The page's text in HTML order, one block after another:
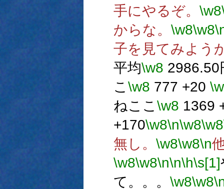
手にやるぞ。 \w8
からな。 \w8\w8
子を見てみよう
平均\w8
こ \w8 777 +20
ねここ \w8 1369
+170\w8\n\w8\w8
無し。 \w8\w8\n
\w8\w8\n\n\h\s[1]
て。。。 \w8\w8